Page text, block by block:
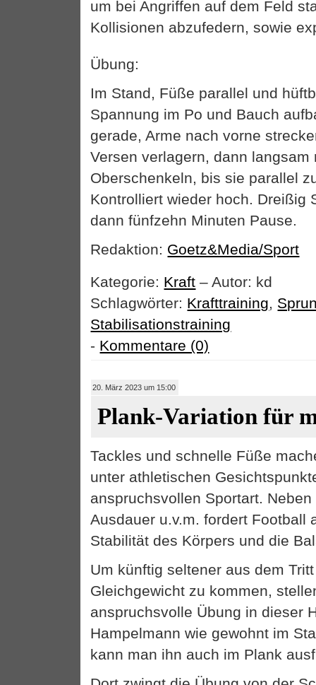
um bei Angriffen auf dem Feld
Kollisionen abzufedern, sowie
Übung:
Im Stand, Füße parallel und
Spannung im Po und Bauch
gerade, Arme nach vorne
Versen verlagern, dann langsam
Oberschenkeln, bis sie parallel
Kontrolliert wieder hoch. Dreißig
dann fünfzehn Minuten Pause.
Redaktion: Goetz&Media/Sport
Kategorie: Kraft – Autor: kd
Schlagwörter: Krafttraining,
Stabilisationstraining
- Kommentare (0)
20. März 2023 um 15:00
Plank-Variation für
Tackles und schnelle Füße
unter athletischen
anspruchsvollen Sportart.
Ausdauer u.v.m. fordert Football
Stabilität des Körpers und die
Um künftig seltener aus dem
Gleichgewicht zu kommen,
anspruchsvolle Übung in dieser
Hampelmann wie gewohnt im
kann man ihn auch im Plank